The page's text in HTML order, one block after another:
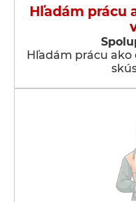
Hľadám prácu
Hľadám prácu ako